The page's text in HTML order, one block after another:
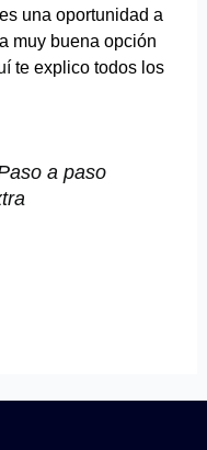
una oportunidad a
muy buena opción
te explico todos los
a paso